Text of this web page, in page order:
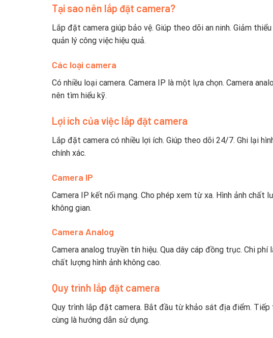
Tại sao nên lắp đặt camera?
Lắp đặt camera giúp bảo vệ. Giúp theo dõi an ninh. Giảm
quản lý công việc hiệu quả.
Các loại camera
Có nhiều loại camera. Camera IP là một lựa chọn. Camera
nên tìm hiểu kỹ.
Lợi ích của việc lắp đặt camera
Lắp đặt camera có nhiều lợi ích. Giúp theo dõi 24/7. Ghi lại
chính xác.
Camera IP
Camera IP kết nối mạng. Cho phép xem từ xa. Hình ảnh chất
không gian.
Camera Analog
Camera analog truyền tín hiệu. Qua dây cáp đồng trục. Chi
chất lượng hình ảnh không cao.
Quy trình lắp đặt camera
Quy trình lắp đặt camera. Bắt đầu từ khảo sát địa điểm.
cùng là hướng dẫn sử dụng.